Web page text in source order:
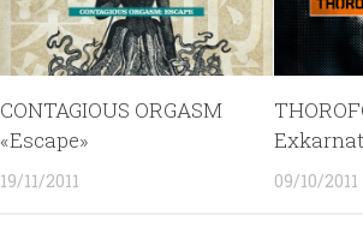
CONTAGIOUS ORGASM
«Escape»
19/11/2011 09/10/2011